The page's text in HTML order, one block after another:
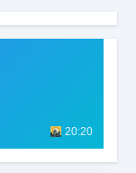
20:20